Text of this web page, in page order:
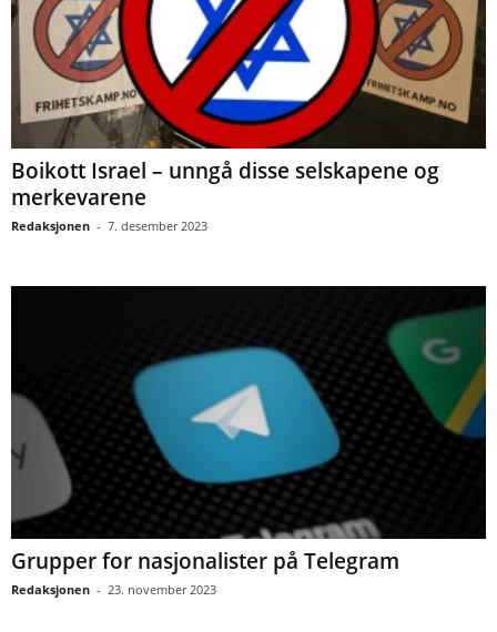
Boikott Israel – unngå disse selskapene og
merkevarene
Redaksjonen - 7. desember 2023
Grupper for nasjonalister på Telegram
Redaksjonen - 23. november 2023